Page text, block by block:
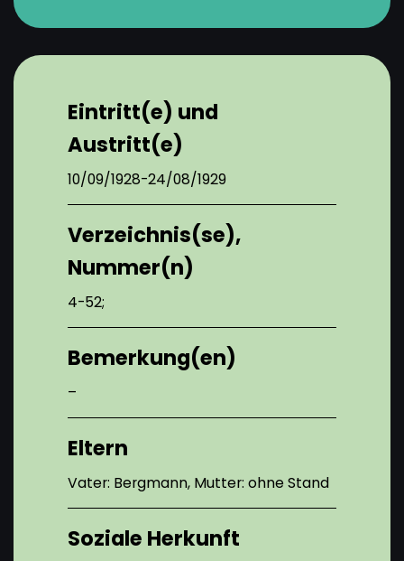
Eintritt(e) und
Austritt(e)
10/09/1928-24/08/1929
Verzeichnis(se),
Nummer(n)
4-52;
Bemerkung(en)
–
Eltern
Vater: Bergmann, Mutter: ohne Stand
Soziale Herkunft